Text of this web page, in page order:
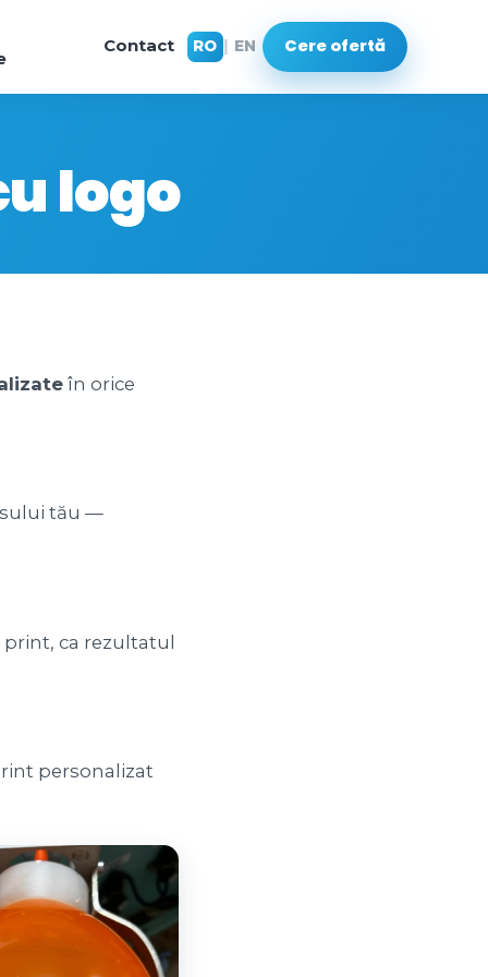
Contact RO EN Cere ofertă
logo
în orice
tău —
print, ca rezultatul
personalizat